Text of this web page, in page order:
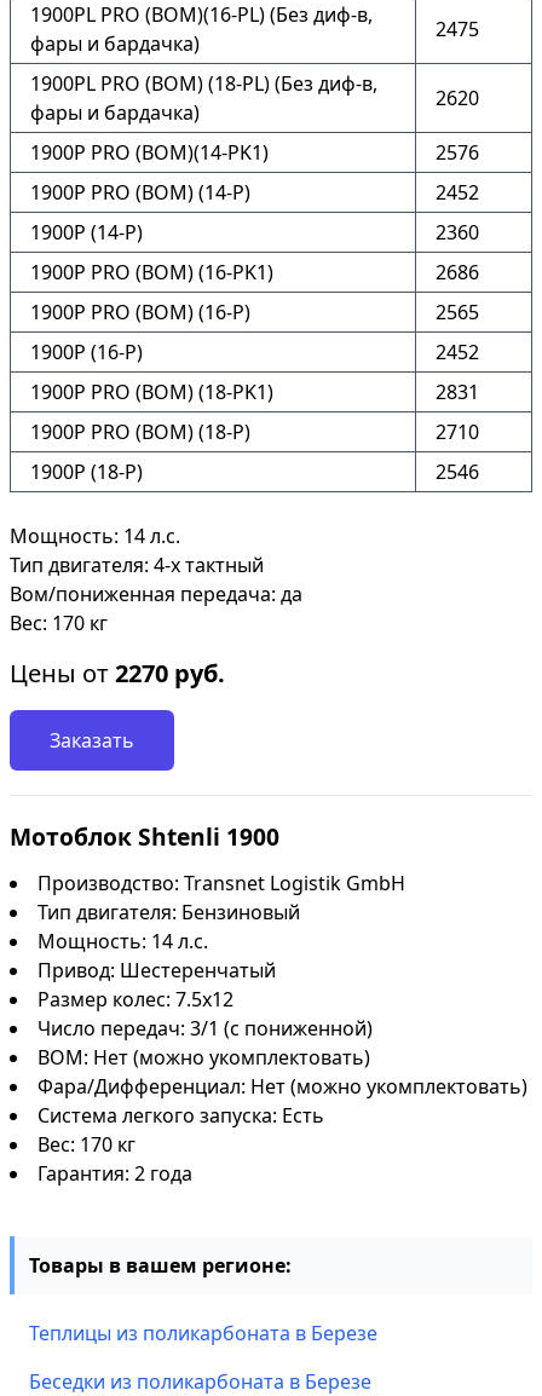
1900PL PRO (ВОМ)(16-PL) (Без диф-в,
фары и бардачка)
2475
1900PL PRO (ВОМ) (18-PL) (Без диф-в,
фары и бардачка)
2620
1900P PRO (ВОМ)(14-PK1)
2576
1900P PRO (ВОМ) (14-P)
2452
1900P (14-P)
2360
1900P PRO (ВОМ) (16-PK1)
2686
1900P PRO (ВОМ) (16-P)
2565
1900P (16-P)
2452
1900P PRO (ВОМ) (18-PK1)
2831
1900P PRO (ВОМ) (18-P)
2710
1900P (18-P)
2546
Мощность: 14 л.с.
Тип двигателя: 4-х тактный
Вом/пониженная передача: да
Вес: 170 кг
Цены от2270 руб.
Заказать
Мотоблок Shtenli 1900
Производство: Transnet Logistik GmbH
Тип двигателя: Бензиновый
Мощность: 14 л.с.
Привод: Шестеренчатый
Размер колес: 7.5х12
Число передач: 3/1 (с пониженной)
ВОМ: Нет (можно укомплектовать)
Фара/Дифференциал: Нет (можно укомплектовать)
Система легкого запуска: Есть
Вес: 170 кг
Гарантия: 2 года
Товары в вашем регионе:
Теплицы из поликарбоната в Березе
Беседки из поликарбоната в Березе